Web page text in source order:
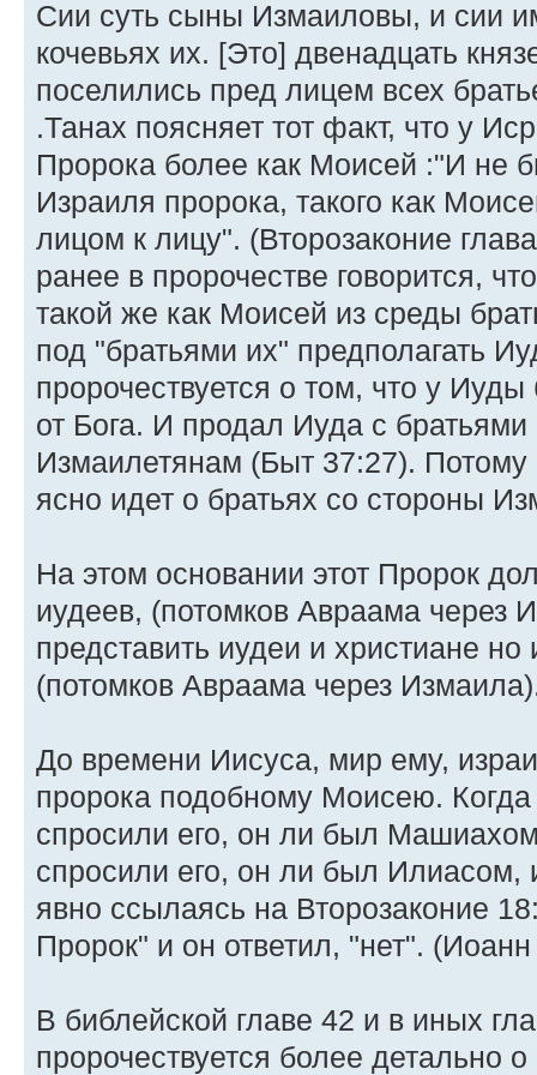
Сии суть сыны Измаиловы, и сии
кочевьях их. [Это] двенадцать
поселились пред лицем всех
.Танах поясняет тот факт, что у
Пророка более как Моисей :"И не
Израиля пророка, такого как
лицом к лицу". (Второзаконие
ранее в пророчестве говорится,
такой же как Моисей из среды
под "братьями их" предполагать
пророчествуется о том, что у
от Бога. И продал Иуда с
Измаилетянам (Быт 37:27). Потому
ясно идет о братьях со стороны
На этом основании этот Пророк
иудеев, (потомков Авраама через
представить иудеи и христиане
(потомков Авраама через
До времени Иисуса, мир ему,
пророка подобному Моисею.
спросили его, он ли был
спросили его, он ли был Илиасом,
явно ссылаясь на Второзаконие
Пророк" и он ответил, "нет".
В библейской главе 42 и в иных
пророчествуется более детально